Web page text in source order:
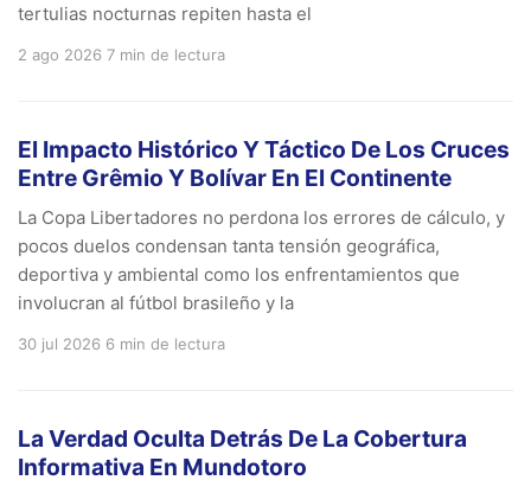
tertulias nocturnas repiten hasta el
2 ago 2026 7 min de lectura
El Impacto Histórico Y Táctico De Los Cruces
Entre Grêmio Y Bolívar En El Continente
La Copa Libertadores no perdona los errores de cálculo, y
pocos duelos condensan tanta tensión geográfica,
deportiva y ambiental como los enfrentamientos que
involucran al fútbol brasileño y la
30 jul 2026 6 min de lectura
La Verdad Oculta Detrás De La Cobertura
Informativa En Mundotoro